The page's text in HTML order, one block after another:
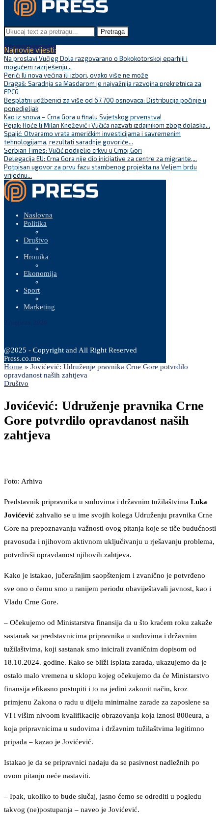
Pretraga
Najnovije vijesti:
Na proslavi Vučjeg Dola razgovarano o Bokokotorskoj eparhiji i
mogućem razrješenju...
Perić: Ili nova većina ili izbori, ovako više ne može
Dragaš: Saradnja sa Masdarom je najvažnija razvojna prekretnica za
EPCG
Besplatni udžbenici za više od 67.700 osnovaca: Distribucija počinje u
ponedjeljak
Kao iz snova – Crna Gora u finalu Svjetskog prvenstva!
Pejak: Hoće li Milan Knežević i Vučića nazvati izdajnikom zbog dolaska...
Spajić: Otvaramo vrata američkim investicijama i savremenim
tehnologijama, rezultati saradnje govoriće...
Serbian Times: Vučić podijelio crkvu u Crnoj Gori
Delegacija EU: Crna Gora nije dio inicijative za centre za migrante,...
Potpisan ugovor za prvu fazu stambenog projekta na Veljem brdu
vrijednu...
Naslovna
Politika
Društvo
Hronika
Ekonomija
Sport
Marketing
@2025 - Copyright and All Right Reserved
Press.co.me
Home » Jovićević: Udruženje pravnika Crne Gore potvrdilo
opravdanost naših zahtjeva
Društvo
Jovićević: Udruženje pravnika Crne
Gore potvrdilo opravdanost naših
zahtjeva
Foto: Arhiva
Predstavnik pripravnika u sudovima i državnim tužilaštvima Luka
Jovićević zahvalio se u ime svojih kolega Udruženju pravnika Crne
Gore na prepoznavanju važnosti ovog pitanja koje se tiče budućnosti
pravosuđa i njihovom aktivnom uključivanju u rješavanju problema,
potvrdivši opravdanost njihovih zahtjeva.
Kako je istakao, jučerašnjim saopštenjem i zvanično je potvrđeno
sve ono o čemu smo u ranijem periodu obaviještavali javnost, kao i
Vladu Crne Gore.
– Očekujemo od Ministarstva finansija da u što kraćem roku zakaže
sastanak sa predstavnicima pripravnika u sudovima i državnim
tužilaštvima, koji sastanak smo inicirali zvaničnim dopisom od
18.10.2024. godine. Kako se bliži isplata zarada, ukazujemo da je
ostalo malo vremena u sklopu kojeg očekujemo da će Ministarstvo
finansija efikasno postupiti i to na jedini zakonit način, kroz
primjenu Zakona o radu u dijelu minimalne zarade za zaposlene sa
VI i višim nivoom kvalifikacije obrazovanja koja iznosi 800eura, a
koja pripravnicima u sudovima i državnim tužilaštvima legitimno
pripada – kazao je Jovićević.
Istakao je da se pripravnici nadaju da se pasivnost nadležnih po
ovom pitanju neće nastaviti.
– Ipak, ukoliko to bude slučaj, jasno ćemo se odrediti u pogledu
takvog (ne)postupanja – naveo je Jovićević.